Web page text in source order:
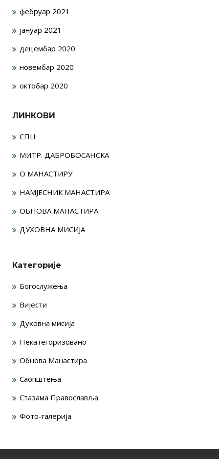
фебруар 2021
јануар 2021
децембар 2020
новембар 2020
октобар 2020
ЛИНКОВИ
СПЦ
МИТР. ДАБРОБОСАНСКА
О МАНАСТИРУ
НАМЈЕСНИК МАНАСТИРА
ОБНОВА МАНАСТИРА
ДУХОВНА МИСИЈА
Категорије
Богослужења
Вијести
Духовна мисија
Некатегоризовано
Обнова Манастира
Саопштења
Стазама Православља
Фото-галерија